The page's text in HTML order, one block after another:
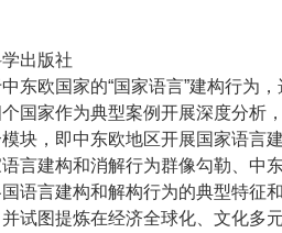
出版社
东欧国家的“国家语言”建构行为
国家作为典型案例开展深度分析
块，即中东欧地区开展国家语言
言建构和消解行为群像勾勒、中
语言建构和解构行为的典型特征
试图提炼在经济全球化、文化多